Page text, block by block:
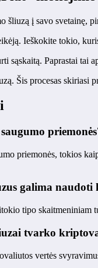
į savo svetainę,
Ieškokite tokio,
sąskaitą. Paprastai
Šis procesas
priemonės, tokios
galima naudoti
tipo skaitmeniniam
tvarko
vertės